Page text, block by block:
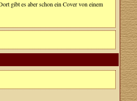
gibt es aber schon ein Cover von einem